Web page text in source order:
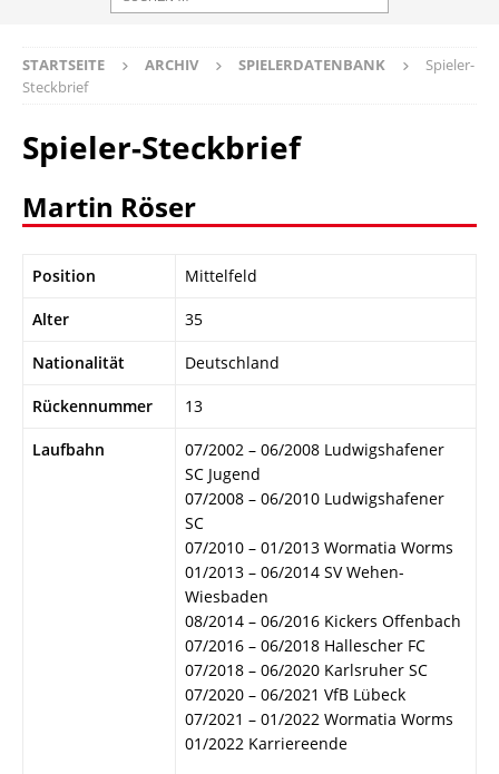
STARTSEITE ARCHIV SPIELERDATENBANK
Spieler-
Steckbrief
Spieler-Steckbrief
Martin Röser
Position Mittelfeld
Alter 35
Nationalität Deutschland
Rückennummer 13
Laufbahn
07/2002 – 06/2008 Ludwigshafener
SC Jugend
07/2008 – 06/2010 Ludwigshafener
SC
07/2010 – 01/2013 Wormatia Worms
01/2013 – 06/2014 SV Wehen-
Wiesbaden
08/2014 – 06/2016 Kickers Offenbach
07/2016 – 06/2018 Hallescher FC
07/2018 – 06/2020 Karlsruher SC
07/2020 – 06/2021 VfB Lübeck
07/2021 – 01/2022 Wormatia Worms
01/2022 Karriereende